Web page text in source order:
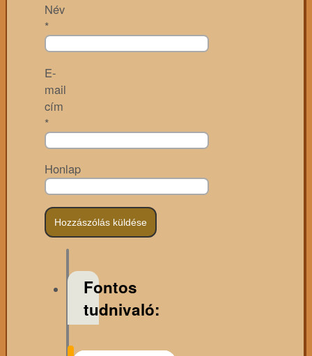
Név
*
E-
mail
cím
*
Honlap
Fontos
tudnivaló: